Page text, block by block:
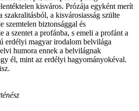
kisváros. Prózája egyként merít
szakralitásból, a kisvárosiasság szülte
szemtelen biztonsággal és
a szentet a profánba, s emeli a profánt a
erdélyi magyar irodalom belvilága
humora ennek a belvilágnak
él, mint az erdélyi hagyományokéval.